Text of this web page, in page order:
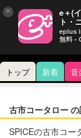
トップ 新着 音
古市コータロー
SPICEの古市コー
× e＋(
ト・
eplus
無料 -